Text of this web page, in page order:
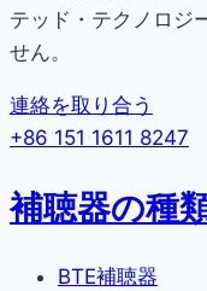
テッド・テクノロジ
せん。
連絡を取り合う
+86 151 1611 8247
補聴器の種
BTE補聴器